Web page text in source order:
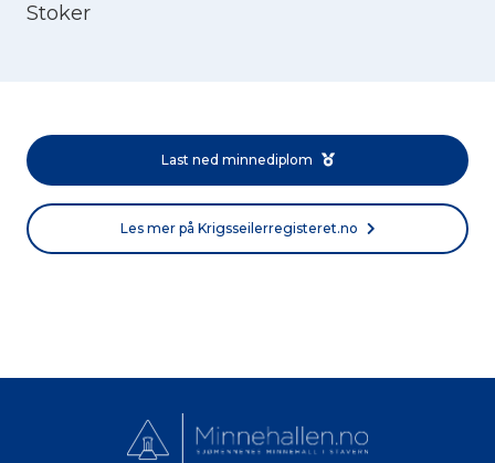
Stoker
Last ned minnediplom
Les mer på Krigsseilerregisteret.no
English
Norsk bokmål